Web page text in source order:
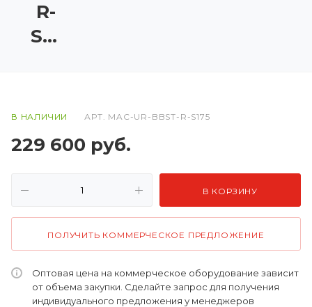
R-
S175
В НАЛИЧИИ АРТ. MAC-UR-BBST-R-S175
229 600 руб.
В КОРЗИНУ
ПОЛУЧИТЬ КОММЕРЧЕСКОЕ ПРЕДЛОЖЕНИЕ
Оптовая цена на коммерческое оборудование зависит
от объема закупки. Сделайте запрос для получения
индивидуального предложения у менеджеров